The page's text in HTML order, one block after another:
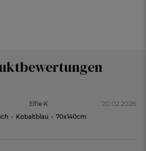
Elfie K. 20.02.2026
- Kobaltblau - 70x140cm